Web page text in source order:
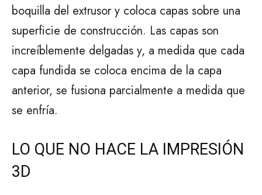
boquilla del extrusor y coloca capas sobre una
superficie de construcción. Las capas son
increíblemente delgadas y, a medida que cada
capa fundida se coloca encima de la capa
anterior, se fusiona parcialmente a medida que
se enfría.
LO QUE NO HACE LA IMPRESIÓN
3D